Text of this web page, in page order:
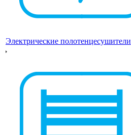
Электрические полотенцесушители